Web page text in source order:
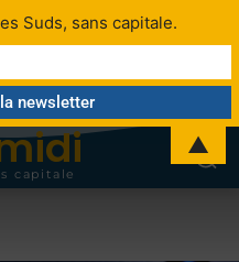
capitale
Suds, sans capitale.
▲